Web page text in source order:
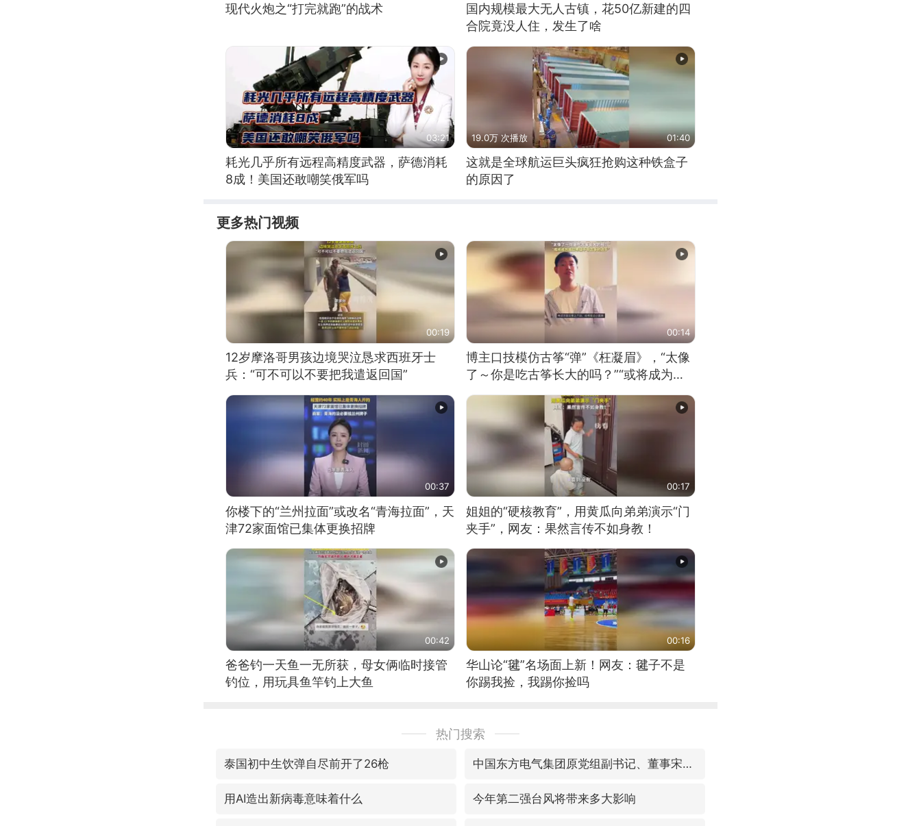
现代火炮之“打完就跑”的战术
国内规模最大无人古镇，花50亿新建的四
合院竟没人住，发生了啥
03:21
耗光几乎所有远程高精度武器，萨德消耗
8成！美国还敢嘲笑俄军吗
19.0万 次播放 01:40
这就是全球航运巨头疯狂抢购这种铁盒子
的原因了
更多热门视频
00:19
12岁摩洛哥男孩边境哭泣恳求西班牙士
兵：“可不可以不要把我遣返回国”
00:14
博主口技模仿古筝“弹”《枉凝眉》，“太像
了～你是吃古筝长大的吗？”“或将成为首
00:37
你楼下的“兰州拉面”或改名“青海拉面”，天
津72家面馆已集体更换招牌
00:17
姐姐的“硬核教育”，用黄瓜向弟弟演示“门
夹手”，网友：果然言传不如身教！
00:42
爸爸钓一天鱼一无所获，母女俩临时接管
钓位，用玩具鱼竿钓上大鱼
00:16
华山论“毽”名场面上新！网友：毽子不是
你踢我捡，我踢你捡吗
热门搜索
泰国初中生饮弹自尽前开了26枪 中国东方电气集团原党组副书记、董事宋致远被查
用AI造出新病毒意味着什么 今年第二强台风将带来多大影响